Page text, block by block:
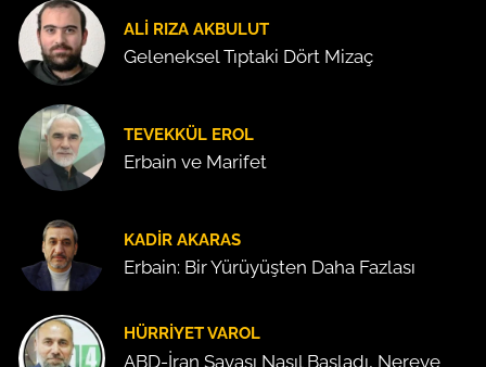
ALI RIZA AKBULUT
Geleneksel Tıptaki Dört Mizaç
TEVEKKÜL EROL
Erbain ve Marifet
KADIR AKARAS
Erbain: Bir Yürüyüşten Daha Fazlası
HÜRRIYET VAROL
ABD-İran Savaşı Nasıl Başladı, Nereye